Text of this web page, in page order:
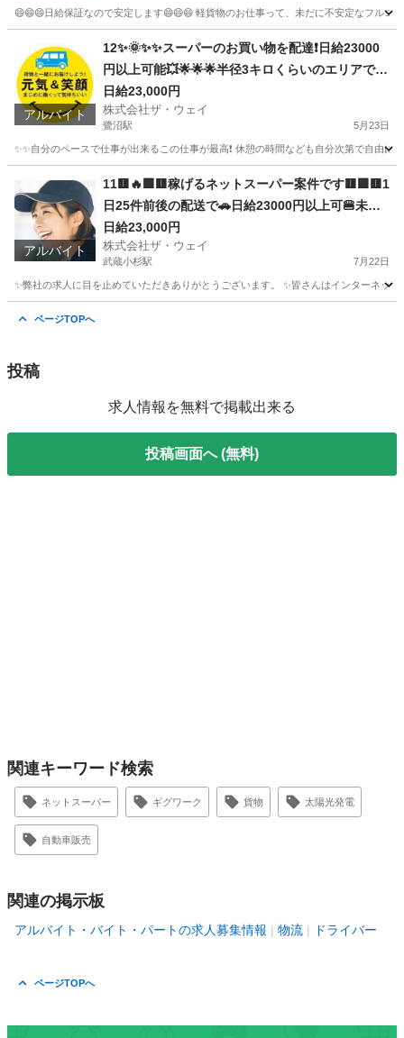
😄😄😄日給保証なので安定します😄😄😄 軽貨物のお仕事って、未だに不安定なフル
宮山駅 ドライバー ギグワーク
アルバイト
12✨🌞✨✨スーパーのお買い物を配達❗️日給23000
円以上可能💥🌟🌟🌟半径3キロくらいのエリアで1
日25件前後配るだけ❗️💛
日給23,000円
株式会社ザ・ウェイ
鷺沼駅 5月23日
✨✨自分のペースで仕事が出来るこの仕事が最高❗️ 休憩の時間なども自分次第で自由
鷺沼駅 ドライバー ネットスーパー
アルバイト
11🟨🔥🟪🟨稼げるネットスーパー案件です🟨🟪🟨1
日25件前後の配送で🚗日給23000円以上可🍔未経
験者大歓迎📢📢📢
日給23,000円
株式会社ザ・ウェイ
武蔵小杉駅 7月22日
✨弊社の求人に目を止めていただきありがとうございます。 ✨皆さんはインターネッ
ページTOPへ
投稿
求人情報を無料で掲載出来る
投稿画面へ (無料)
関連キーワード検索
ネットスーパー ギグワーク 貨物 太陽光発電
自動車販売
関連の掲示板
アルバイト・バイト・パートの求人募集情報 物流 ドライバー
ページTOPへ